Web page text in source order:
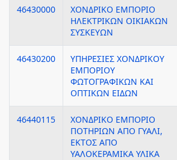
46430000
ΧΟΝΔΡΙΚΟ ΕΜΠΟΡΙΟ
ΗΛΕΚΤΡΙΚΩΝ ΟΙΚΙΑΚΩΝ
ΣΥΣΚΕΥΩΝ
46430200
ΥΠΗΡΕΣΙΕΣ ΧΟΝΔΡΙΚΟΥ
ΕΜΠΟΡΙΟΥ
ΦΩΤΟΓΡΑΦΙΚΩΝ ΚΑΙ
ΟΠΤΙΚΩΝ ΕΙΔΩΝ
46440115
ΧΟΝΔΡΙΚΟ ΕΜΠΟΡΙΟ
ΠΟΤΗΡΙΩΝ ΑΠΟ ΓΥΑΛΙ,
ΕΚΤΟΣ ΑΠΟ
ΥΑΛΟΚΕΡΑΜΙΚΑ ΥΛΙΚΑ